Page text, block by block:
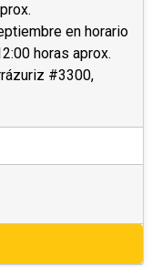
en horario
horas aprox.
#3300,